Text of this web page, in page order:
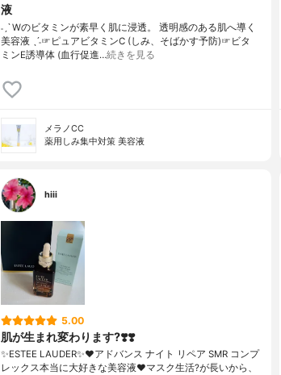
液
˗ˏˋ Wのビタミンが素早く肌に浸透。 透明感のある肌へ導く
美容液 ˎˊ˗☞ピュアビタミンC (しみ、そばかす予防)☞ビタ
ミンE誘導体 (血行促進…続きを見る
メラノCC
薬用しみ集中対策 美容液
hiii
5.00
肌が生まれ変わります?❣️❣️
✨ESTEE LAUDER✨❤︎アドバンス ナイト リペア SMR コンプ
レックス本当に大好きな美容液❤️マスク生活?が長いから、